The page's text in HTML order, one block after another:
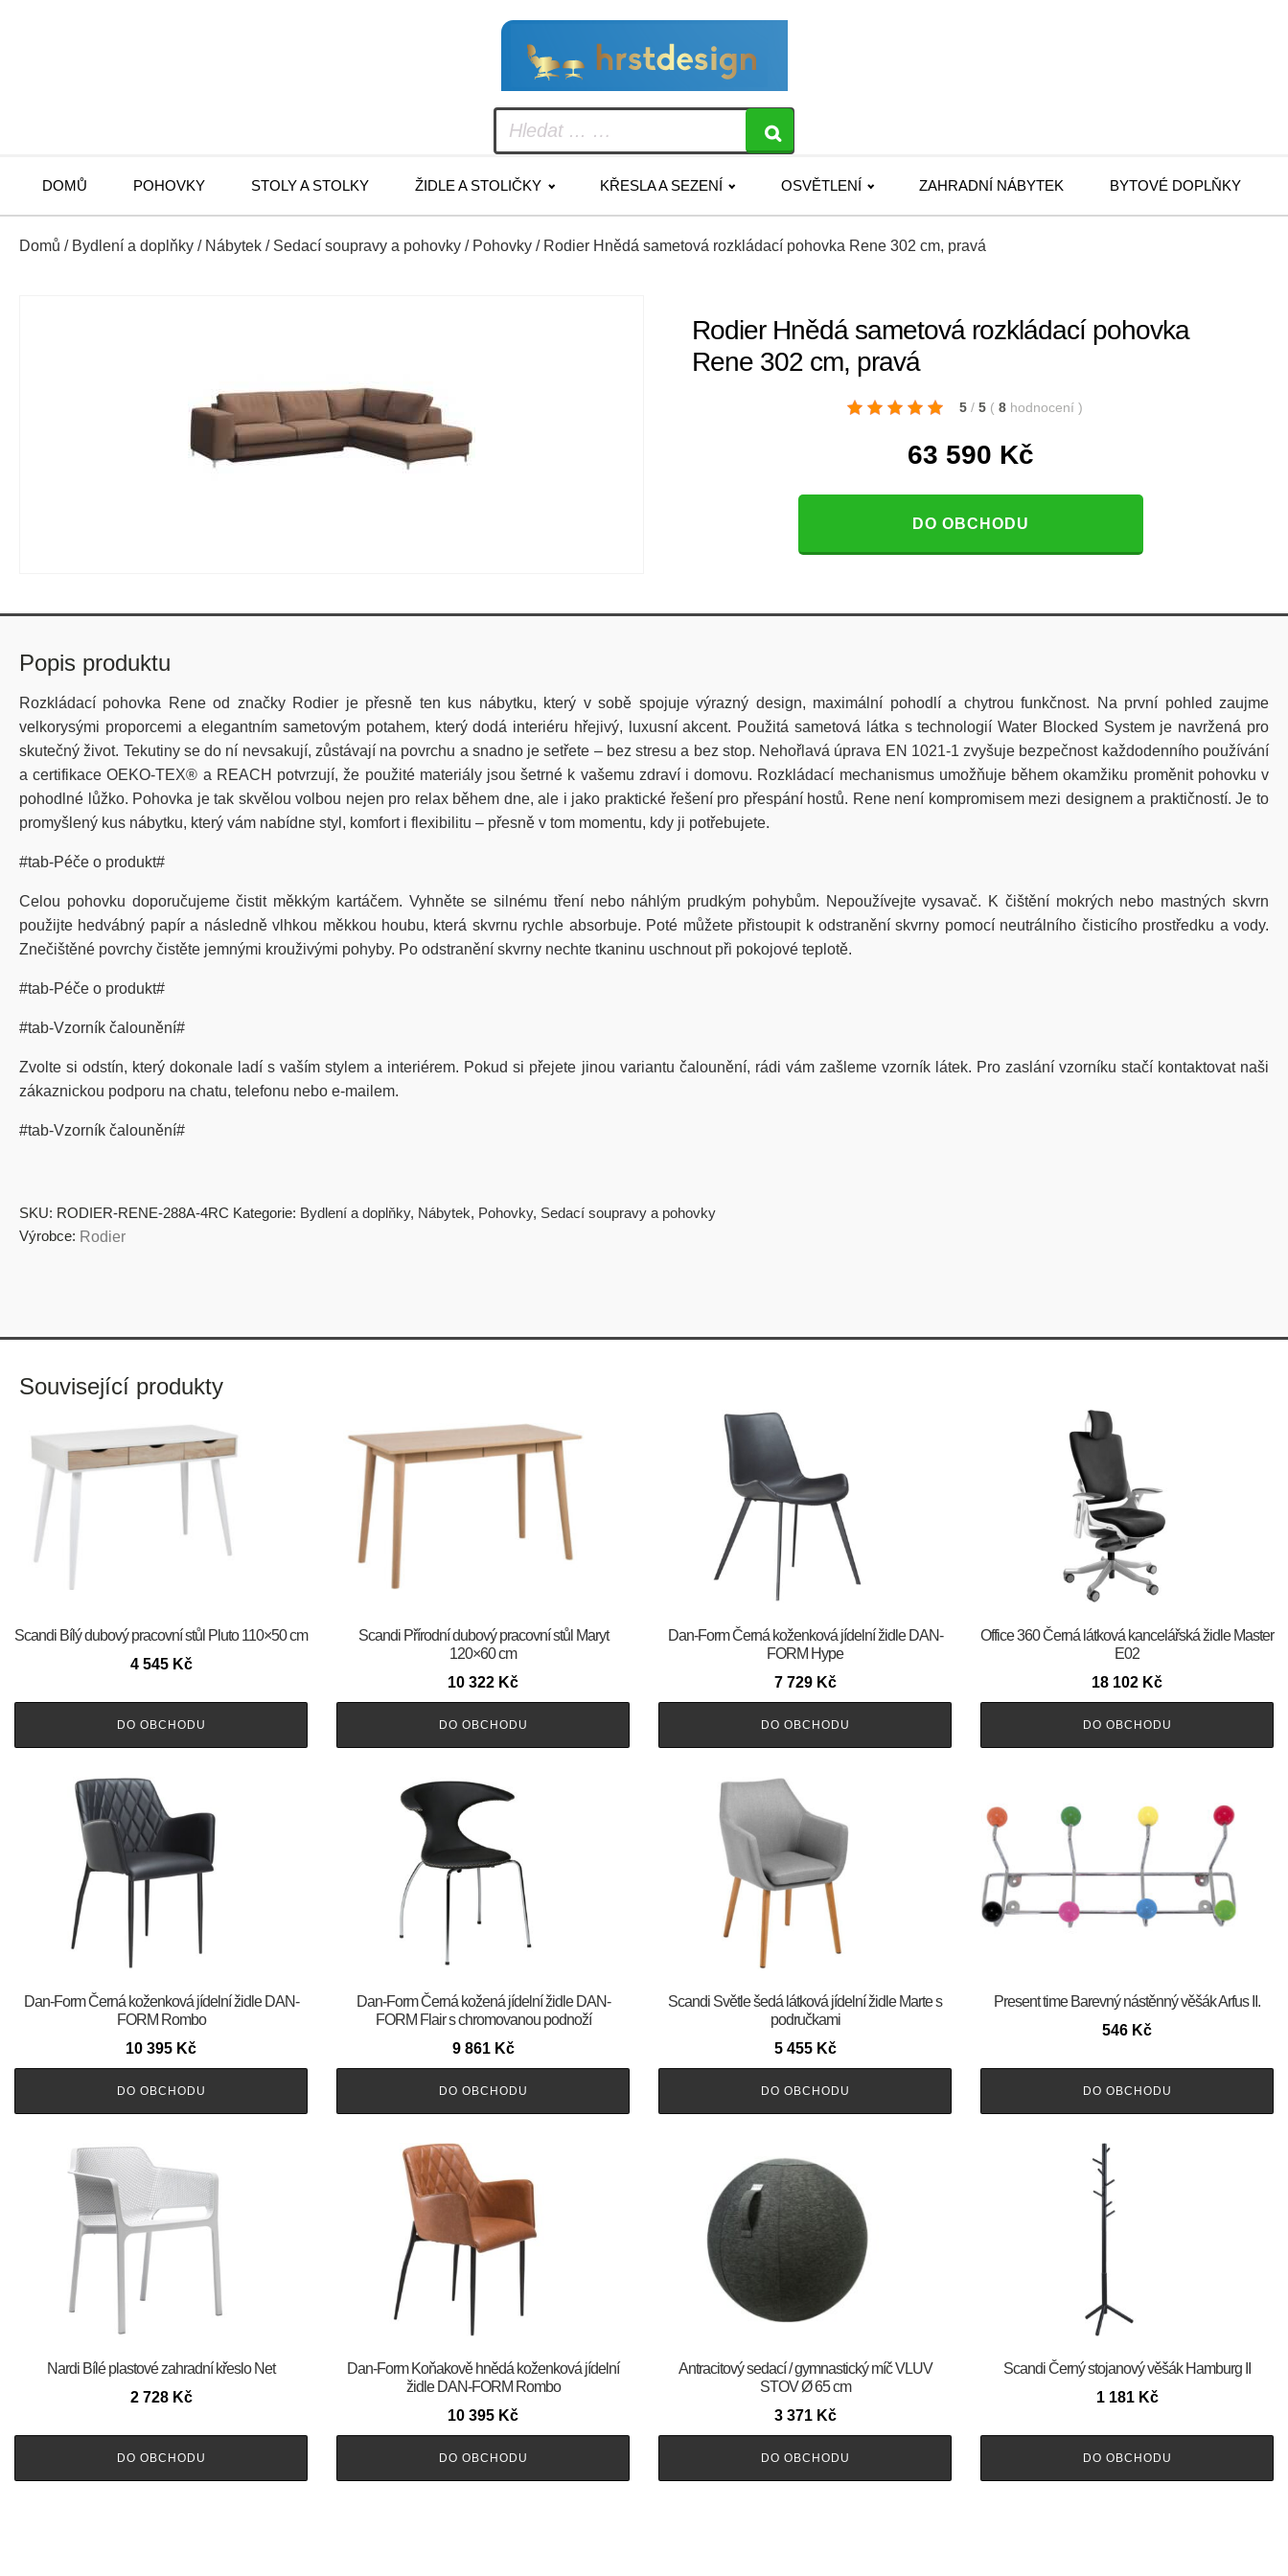
DOMŮ POHOVKY STOLY A STOLKY ŽIDLE A STOLIČKY KŘESLA A SEZENÍ OSVĚTLENÍ ZAHRADNÍ NÁBYTEK BYTOVÉ DOPLŇKY
Domů / Bydlení a doplňky / Nábytek / Sedací soupravy a pohovky / Pohovky / Rodier Hnědá sametová rozkládací pohovka Rene 302 cm, pravá
Rodier Hnědá sametová rozkládací pohovka
Rene 302 cm, pravá
5 / 5 ( 8 hodnocení )
63 590 Kč
DO OBCHODU
Popis produktu
Rozkládací pohovka Rene od značky Rodier je přesně ten kus nábytku, který v sobě spojuje výrazný design, maximální pohodlí a chytrou funkčnost. Na první pohled zaujme
velkorysými proporcemi a elegantním sametovým potahem, který dodá interiéru hřejivý, luxusní akcent. Použitá sametová látka s technologií Water Blocked System je navržená pro
skutečný život. Tekutiny se do ní nevsakují, zůstávají na povrchu a snadno je setřete – bez stresu a bez stop. Nehořlavá úprava EN 1021-1 zvyšuje bezpečnost každodenního používání
a certifikace OEKO-TEX® a REACH potvrzují, že použité materiály jsou šetrné k vašemu zdraví i domovu. Rozkládací mechanismus umožňuje během okamžiku proměnit pohovku v
pohodlné lůžko. Pohovka je tak skvělou volbou nejen pro relax během dne, ale i jako praktické řešení pro přespání hostů. Rene není kompromisem mezi designem a praktičností. Je to
promyšlený kus nábytku, který vám nabídne styl, komfort i flexibilitu – přesně v tom momentu, kdy ji potřebujete.
#tab-Péče o produkt#
Celou pohovku doporučujeme čistit měkkým kartáčem. Vyhněte se silnému tření nebo náhlým prudkým pohybům. Nepoužívejte vysavač. K čištění mokrých nebo mastných skvrn
použijte hedvábný papír a následně vlhkou měkkou houbu, která skvrnu rychle absorbuje. Poté můžete přistoupit k odstranění skvrny pomocí neutrálního čisticího prostředku a vody.
Znečištěné povrchy čistěte jemnými krouživými pohyby. Po odstranění skvrny nechte tkaninu uschnout při pokojové teplotě.
#tab-Péče o produkt#
#tab-Vzorník čalounění#
Zvolte si odstín, který dokonale ladí s vaším stylem a interiérem. Pokud si přejete jinou variantu čalounění, rádi vám zašleme vzorník látek. Pro zaslání vzorníku stačí kontaktovat naši
zákaznickou podporu na chatu, telefonu nebo e-mailem.
#tab-Vzorník čalounění#
SKU: RODIER-RENE-288A-4RC Kategorie: Bydlení a doplňky, Nábytek, Pohovky, Sedací soupravy a pohovky
Výrobce: Rodier
Související produkty
Scandi Bílý dubový pracovní stůl Pluto 110×50 cm
4 545 Kč
DO OBCHODU
Scandi Přírodní dubový pracovní stůl Maryt
120×60 cm
10 322 Kč
DO OBCHODU
​​​​​Dan-Form Černá koženková jídelní židle DAN-
FORM Hype
7 729 Kč
DO OBCHODU
Office 360 Černá látková kancelářská židle Master
E02
18 102 Kč
DO OBCHODU
​​​​​Dan-Form Černá koženková jídelní židle DAN-
FORM Rombo
10 395 Kč
DO OBCHODU
​​​​​Dan-Form Černá kožená jídelní židle DAN-
FORM Flair s chromovanou podnoží
9 861 Kč
DO OBCHODU
Scandi Světle šedá látková jídelní židle Marte s
područkami
5 455 Kč
DO OBCHODU
Present time Barevný nástěnný věšák Arfus II.
546 Kč
DO OBCHODU
Nardi Bílé plastové zahradní křeslo Net
2 728 Kč
DO OBCHODU
​​​​​Dan-Form Koňakově hnědá koženková jídelní
židle DAN-FORM Rombo
10 395 Kč
DO OBCHODU
Antracitový sedací / gymnastický míč VLUV
STOV Ø 65 cm
3 371 Kč
DO OBCHODU
Scandi Černý stojanový věšák Hamburg II
1 181 Kč
DO OBCHODU